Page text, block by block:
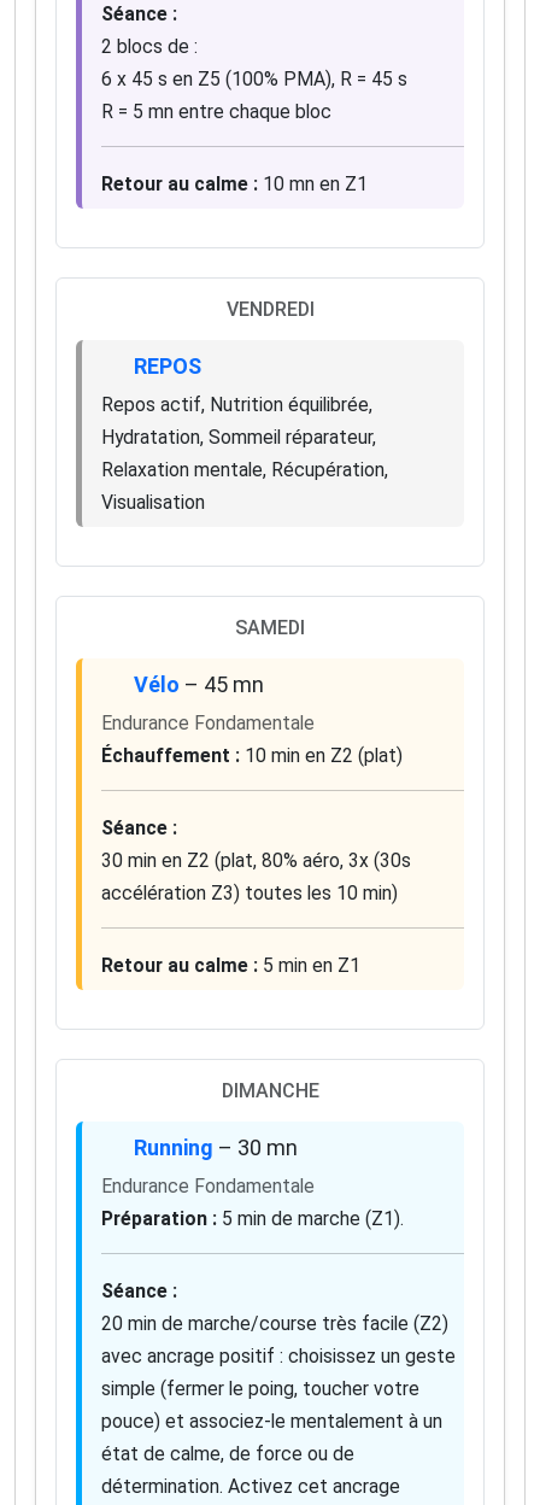
Séance :
2 blocs de :
6 x 45 s en Z5 (100% PMA), R = 45 s
R = 5 mn entre chaque bloc
Retour au calme : 10 mn en Z1
VENDREDI
REPOS
Repos actif, Nutrition équilibrée,
Hydratation, Sommeil réparateur,
Relaxation mentale, Récupération,
Visualisation
SAMEDI
Vélo – 45 mn
Endurance Fondamentale
Échauffement : 10 min en Z2 (plat)
Séance :
30 min en Z2 (plat, 80% aéro, 3x (30s
accélération Z3) toutes les 10 min)
Retour au calme : 5 min en Z1
DIMANCHE
Running – 30 mn
Endurance Fondamentale
Préparation : 5 min de marche (Z1).
Séance :
20 min de marche/course très facile (Z2)
avec ancrage positif : choisissez un geste
simple (fermer le poing, toucher votre
pouce) et associez-le mentalement à un
état de calme, de force ou de
détermination. Activez cet ancrage